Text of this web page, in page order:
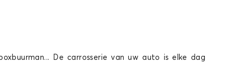
Autohoes voor MAZDA 6
De carrosserie van uw auto is elke dag